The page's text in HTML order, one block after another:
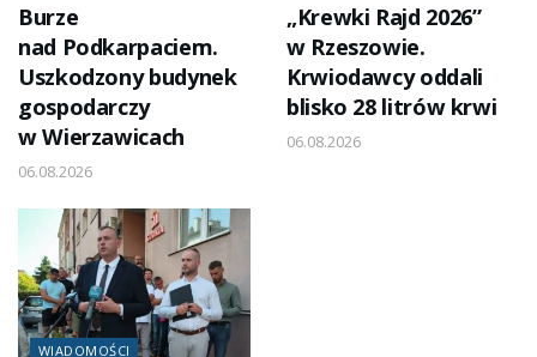
Burze
nad Podkarpaciem.
Uszkodzony budynek
gospodarczy
w Wierzawicach
06.08.2026
„Krewki Rajd 2026”
w Rzeszowie.
Krwiodawcy oddali
blisko 28 litrów krwi
06.08.2026
WIADOMOŚCI